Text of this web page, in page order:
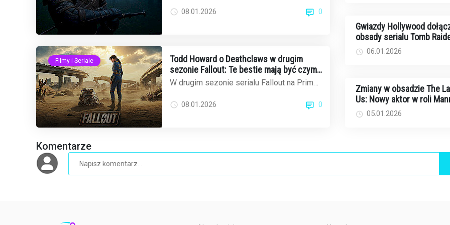
sezon "Wiedźmin...
08.01.2026 0
Filmy i Seriale
Todd Howard o Deathclaws w drugim
sezonie Fallout: Te bestie mają być czymś
więcej niż zwykłymi potworami
W drugim sezonie serialu Fallout na Prime
legendarnych Dea...
08.01.2026 0
Gwiazdy Hollywood
obsady serialu Tomb
Sophie Turner jako Lara
06.01.2026
Zmiany w obsadzie The
Us: Nowy aktor w roli
w trzecim sezonie
05.01.2026
Komentarze